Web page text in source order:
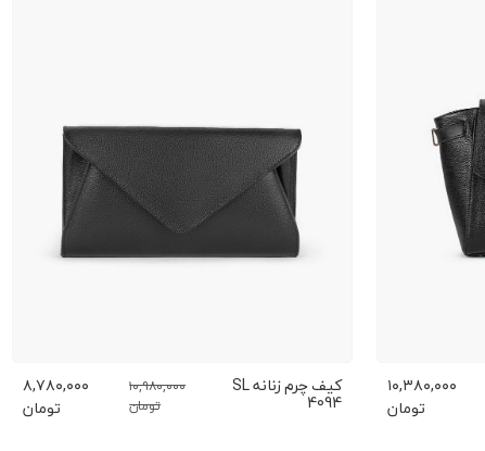
۱۰,۳۸۰,۰۰۰
تومان
کیف چرم زنانه SL
4094
۱۰,۹۸۰,۰۰۰
تومان
۸,۷۸۰,۰۰۰
تومان